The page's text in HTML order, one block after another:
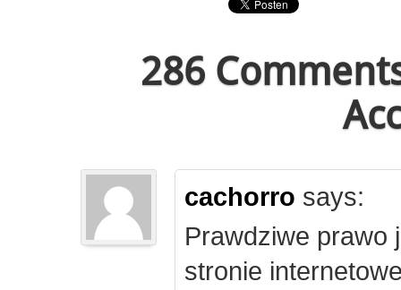
286
cachorro says:
Prawdziwe prawo
stronie